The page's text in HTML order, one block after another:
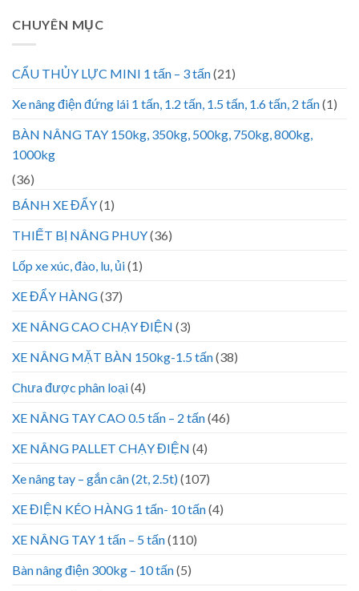
CHUYÊN MỤC
CẨU THỦY LỰC MINI 1 tấn – 3 tấn(21)
Xe nâng điện đứng lái 1 tấn, 1.2 tấn, 1.5 tấn, 1.6 tấn, 2 tấn(1)
BÀN NÂNG TAY 150kg, 350kg, 500kg, 750kg, 800kg,
1000kg
(36)
BÁNH XE ĐẨY(1)
THIẾT BỊ NÂNG PHUY(36)
Lốp xe xúc, đào, lu, ủi(1)
XE ĐẨY HÀNG(37)
XE NÂNG CAO CHẠY ĐIỆN (3)
XE NÂNG MẶT BÀN 150kg-1.5 tấn(38)
Chưa được phân loại(4)
XE NÂNG TAY CAO 0.5 tấn – 2 tấn(46)
XE NÂNG PALLET CHẠY ĐIỆN (4)
Xe nâng tay – gắn cân (2t, 2.5t)(107)
XE ĐIỆN KÉO HÀNG 1 tấn- 10 tấn(4)
XE NÂNG TAY 1 tấn – 5 tấn(110)
Bàn nâng điện 300kg – 10 tấn(5)